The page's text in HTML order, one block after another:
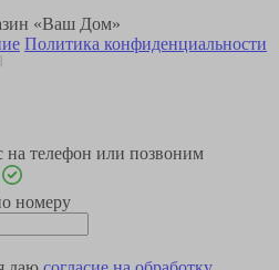
«Ваш Дом»
Политика конфиденциальности
телефон или позвоним
номеру